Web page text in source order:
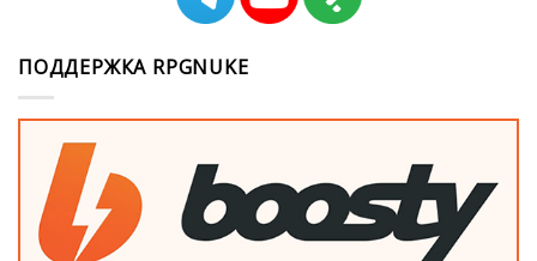
ПОДДЕРЖКА RPGNUKE